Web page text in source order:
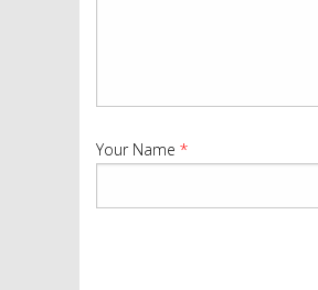
Your Name *